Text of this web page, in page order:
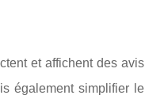
et affichent des avis
également simplifier le